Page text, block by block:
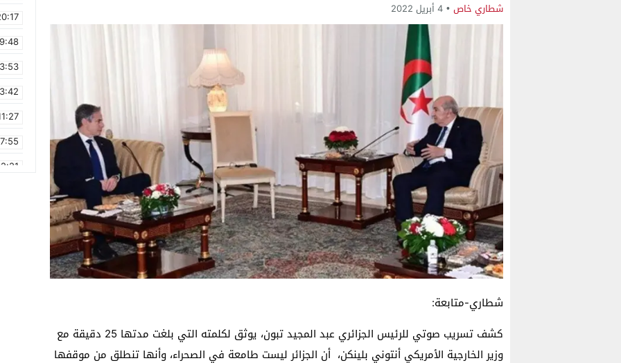
شطاري خاص 4 أبريل 2022
شطاري-متابعة:
كشف تسريب صوتي للرئيس الجزائري عبد المجيد تبون، يوثق لكلمته التي بلغت مدتها 25 دقيقة مع
وزير الخارجية الأمريكي أنتوني بلينكن، أن الجزائر ليست طامعة في الصحراء، وأنها تنطلق من موقفها